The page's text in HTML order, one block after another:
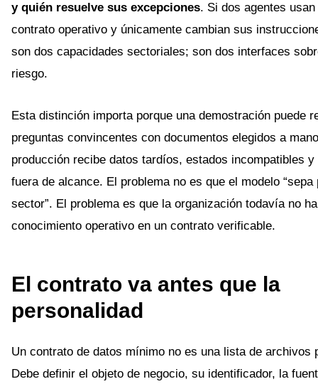
y quién resuelve sus excepciones. Si dos agentes
contrato operativo y únicamente cambian sus
son dos capacidades sectoriales; son dos interfaces
riesgo.
Esta distinción importa porque una demostración puede
preguntas convincentes con documentos elegidos a
producción recibe datos tardíos, estados incompatibles
fuera de alcance. El problema no es que el modelo “sepa
sector”. El problema es que la organización todavía no
conocimiento operativo en un contrato verificable.
El contrato va antes que la
personalidad
Un contrato de datos mínimo no es una lista de archivos
Debe definir el objeto de negocio, su identificador, la